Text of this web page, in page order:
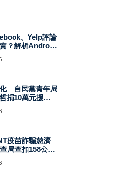
、Yelp評論
？解析Android
產與AI防刷機制
自民黨青年局
捐10萬元援助
疫苗詐騙慈濟
局查扣158公斤